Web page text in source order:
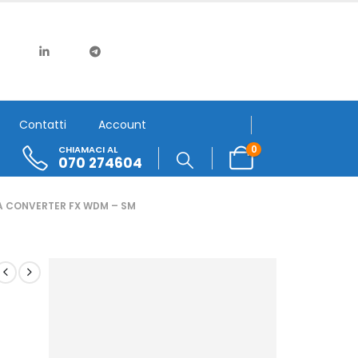
Contatti Account
CHIAMACI AL
070 274604
0
FX WDM – SM